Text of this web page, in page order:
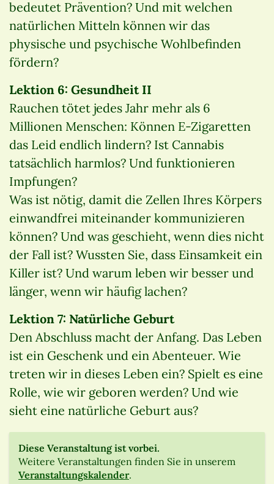
bedeutet Prävention? Und mit welchen
natürlichen Mitteln können wir das
physische und psychische Wohlbefinden
fördern?
Lektion 6: Gesundheit II
Rauchen tötet jedes Jahr mehr als 6
Millionen Menschen: Können E-Zigaretten
das Leid endlich lindern? Ist Cannabis
tatsächlich harmlos? Und funktionieren
Impfungen?
Was ist nötig, damit die Zellen Ihres Körpers
einwandfrei miteinander kommunizieren
können? Und was geschieht, wenn dies nicht
der Fall ist? Wussten Sie, dass Einsamkeit ein
Killer ist? Und warum leben wir besser und
länger, wenn wir häufig lachen?
Lektion 7: Natürliche Geburt
Den Abschluss macht der Anfang. Das Leben
ist ein Geschenk und ein Abenteuer. Wie
treten wir in dieses Leben ein? Spielt es eine
Rolle, wie wir geboren werden? Und wie
sieht eine natürliche Geburt aus?
Diese Veranstaltung ist vorbei.
Weitere Veranstaltungen finden Sie in unserem
Veranstaltungskalender.